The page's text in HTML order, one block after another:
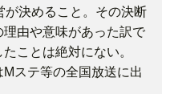
が決めること。その決断
由や意味があった訳で
ことは絶対にない。
ステ等の全国放送に出